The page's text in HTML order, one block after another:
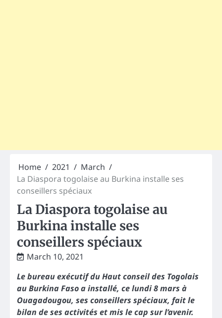
Home 2021
March
La Diaspora togolaise au Burkina installe ses
conseillers spéciaux
La Diaspora togolaise au
Burkina installe ses
conseillers spéciaux
March 10, 2021
Le bureau exécutif du Haut conseil des Togolais
au Burkina Faso a installé, ce lundi 8 mars à
Ouagadougou, ses conseillers spéciaux, fait le
bilan de ses activités et mis le cap sur l’avenir.